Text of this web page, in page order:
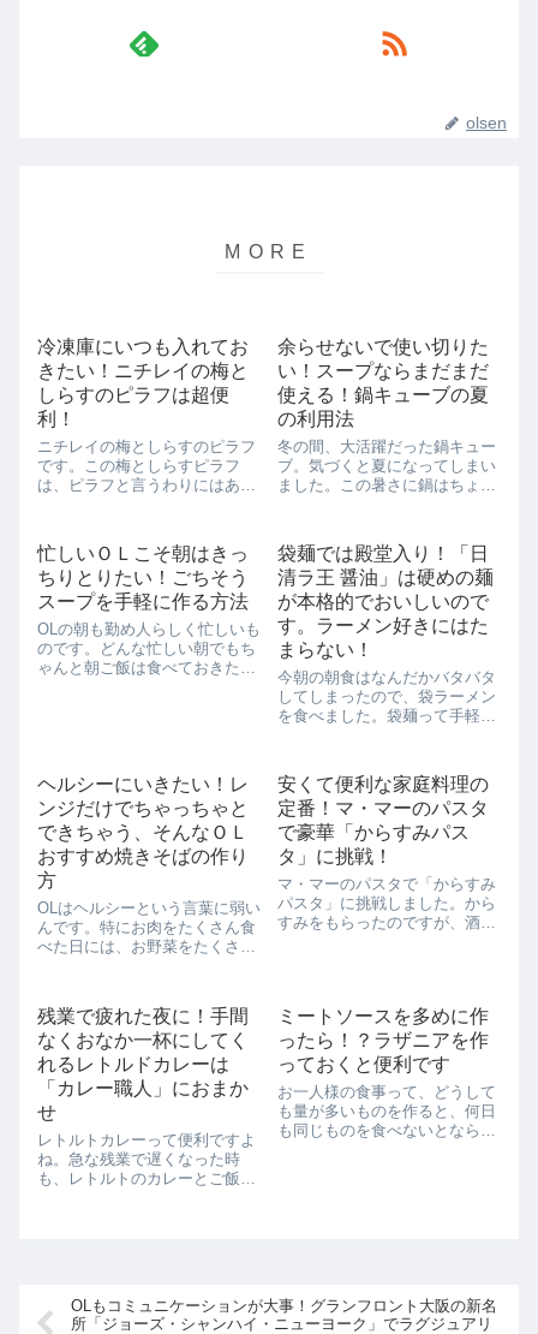
olsen
冷凍庫にいつも入れてお
きたい！ニチレイの梅と
しらすのピラフは超便
利！
ニチレイの梅としらすのピラフ
です。この梅としらすピラフ
は、ピラフと言うわりにはあ油
く感じられて、オススメの一品
です。レンジでチンでできちゃ
うので、忙しい時でも重宝しま
す。冷凍庫に常備し...
余らせないで使い切りた
い！スープならまだまだ
使える！鍋キューブの夏
の利用法
冬の間、大活躍だった鍋キュー
ブ。気づくと夏になってしまい
ました。この暑さに鍋はちょっ
それもなんだか賞味期限が気に
なります。そこで、この鍋キュ
ーブ、スープづくりに使ってみ
ることにしました...
忙しいＯＬこそ朝はきっ
ちりとりたい！ごちそう
スープを手軽に作る方法
OLの朝も勤め人らしく忙しいも
のです。どんな忙しい朝でもち
ゃんと朝ご飯は食べておきたい
まま食べられま...
袋麺では殿堂入り！「日
清ラ王 醤油」は硬めの麺
が本格的でおいしいので
す。ラーメン好きにはた
まらない！
今朝の朝食はなんだかバタバタ
してしまったので、袋ラーメン
を食べました。袋麺って手軽だ
常に家に置いときたい一品で
す。今日作ったのは「日清ラ王
醤油」です。「日清ラ王 醤油」
って、「生めん...
ヘルシーにいきたい！レ
ンジだけでちゃっちゃと
できちゃう、そんなＯＬ
おすすめ焼きそばの作り
方
OLはヘルシーという言葉に弱い
んです。特にお肉をたくさん食
べた日には、お野菜をたくさん
はちょっと心もとないのも事実
です。仕事途中でお腹が鳴るの
もやっぱりみっともない。そん
な時にオススメな...
安くて便利な家庭料理の
定番！マ・マーのパスタ
で豪華「からすみパス
タ」に挑戦！
マ・マーのパスタで「からすみ
パスタ」に挑戦しました。から
すみをもらったのですが、酒飲
挑戦しました。からすみは皮か
らはがしてほぐし...
残業で疲れた夜に！手間
なくおなか一杯にしてく
れるレトルドカレーは
「カレー職人」におまか
せ
レトルトカレーって便利ですよ
ね。急な残業で遅くなった時
も、レトルトのカレーとご飯が
ミートソースを多めに作
ったら！？ラザニアを作
っておくと便利です
お一人様の食事って、どうして
も量が多いものを作ると、何日
も同じものを食べないとならな
OLもコミュニケーションが大事！グランフロント大阪の新名
所「ジョーズ・シャンハイ・ニューヨーク」でラグジュアリ